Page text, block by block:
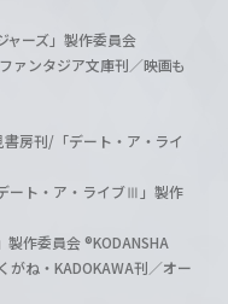
ーズ」製作委員会
ァンタジア文庫刊／映画も
房刊/「デート・ア・ライ
ート・ア・ライブⅢ」製作
作委員会 ®KODANSHA
ね・KADOKAWA刊／オー